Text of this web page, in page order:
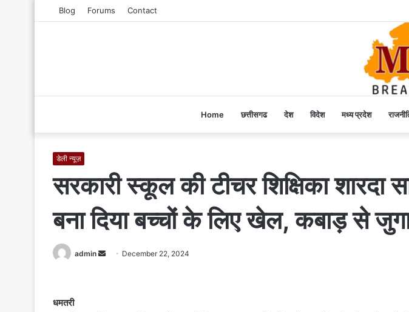
Blog Forums Contact
Home छत्तीसगढ देश विदेश मध्य प्रदेश
डेली न्यूज़
सरकारी स्कूल की टीचर शिक्षिका शारदा
बना दिया बच्चों के लिए खेल, कबाड़ से
admin December 22, 2024
धमतरी